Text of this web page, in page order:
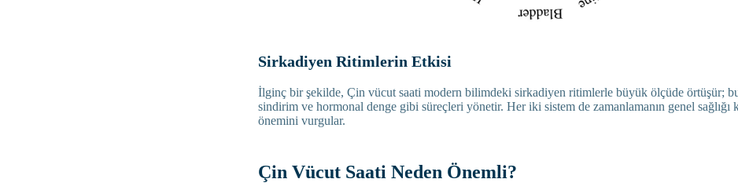
Sirkadiyen Ritimlerin Etkisi
İlginç bir şekilde, Çin vücut saati modern bilimdeki sirkadiyen ritimlerle büyük ölçüde örtüşür;
sindirim ve hormonal denge gibi süreçleri yönetir. Her iki sistem de zamanlamanın genel
önemini vurgular.
Çin Vücut Saati Neden Önemli?